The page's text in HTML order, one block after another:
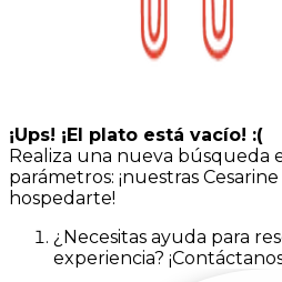
¡Ups! ¡El plato está vacío! :(
Realiza una nueva búsqueda
parámetros: ¡nuestras
hospedarte!
¿Necesitas ayuda para
experiencia?